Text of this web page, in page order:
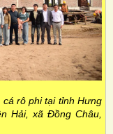
rô phi tại tỉnh Hưng
Hải, xã Đồng Châu,